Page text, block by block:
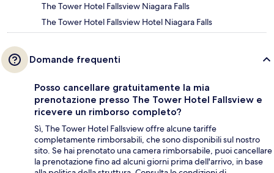
The Tower Hotel Fallsview Niagara Falls
The Tower Hotel Fallsview Hotel Niagara Falls
Domande frequenti
Posso cancellare gratuitamente la mia
prenotazione presso The Tower Hotel Fallsview e
ricevere un rimborso completo?
Sì, The Tower Hotel Fallsview offre alcune tariffe
completamente rimborsabili, che sono disponibili sul nostro
sito. Se hai prenotato una camera rimborsabile, puoi cancellare
la prenotazione fino ad alcuni giorni prima dell'arrivo, in base